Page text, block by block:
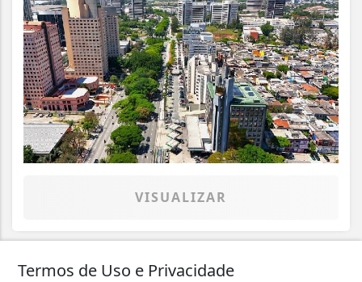
VISUALIZAR
Termos de Uso e Privacidade